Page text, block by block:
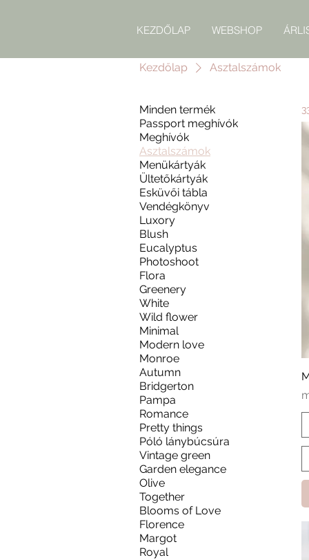
KEZDŐLAP WEBSHOP
Kezdőlap Asztalszámok
Minden termék
Passport meghívók
Meghívók
Asztalszámok
Menükártyák
Ültetőkártyák
Esküvői tábla
Vendégkönyv
Luxory
Blush
Eucalyptus
Photoshoot
Flora
Greenery
White
Wild flower
Minimal
Modern love
Monroe
Autumn
Bridgerton
Pampa
Romance
Pretty things
Póló lánybúcsúra
Vintage green
Garden elegance
Olive
Together
Blooms of Love
Florence
Margot
Royal